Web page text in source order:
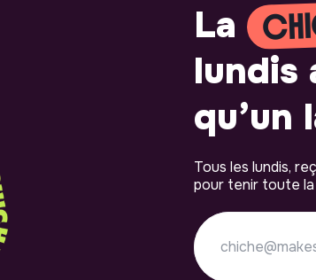
La
lundis
qu’un
Tous les lundis,
pour tenir toute la